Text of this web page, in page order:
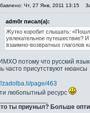
Чт, 27 Янв, 2011 13:15
adm0r писал(а):
Жутко коробит слышать:
увлекательное путешествие?
взаимно-возвратных глаголов
потому что русский
часто присутствуют нюансы
zadolba.li/page/463
любопытный ресурс
ты приуныл? Больше